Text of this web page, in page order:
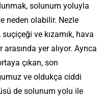
solunum yoluyla
neden olabilir. Nezle
ve kızamık, hava
yer alıyor. Ayrıca
çıkan, son
ve oldukça ciddi
de solunum yolu ile